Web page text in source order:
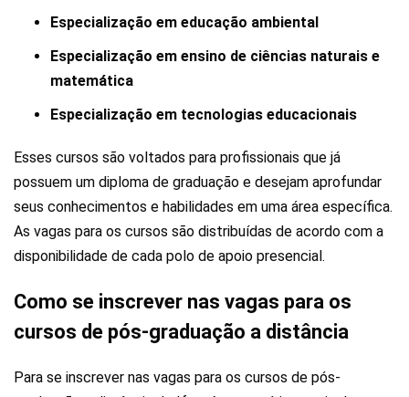
Especialização em educação ambiental
Especialização em ensino de ciências naturais e
matemática
Especialização em tecnologias educacionais
Esses cursos são voltados para profissionais que já
possuem um diploma de graduação e desejam aprofundar
seus conhecimentos e habilidades em uma área específica.
As vagas para os cursos são distribuídas de acordo com a
disponibilidade de cada polo de apoio presencial.
Como se inscrever nas vagas para os
cursos de pós-graduação a distância
Para se inscrever nas vagas para os cursos de pós-